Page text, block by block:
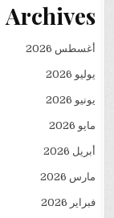
Archives
أغسطس 2026
يوليو 2026
يونيو 2026
مايو 2026
أبريل 2026
مارس 2026
فبراير 2026